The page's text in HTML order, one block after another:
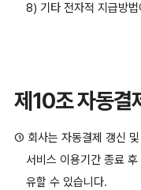
8) 기타 전자적 지급방
제10조 자동결
① 회사는 자동결제 갱신
서비스 이용기간 종료
유할 수 있습니다.